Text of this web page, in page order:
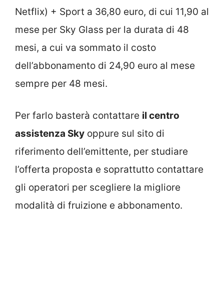
Netflix) + Sport a 36,80 euro, di cui 11,90 al
mese per Sky Glass per la durata di 48
mesi, a cui va sommato il costo
dell’abbonamento di 24,90 euro al mese
sempre per 48 mesi.
Per farlo basterà contattare il centro
assistenza Sky oppure sul sito di
riferimento dell’emittente, per studiare
l’offerta proposta e soprattutto contattare
gli operatori per scegliere la migliore
modalità di fruizione e abbonamento.